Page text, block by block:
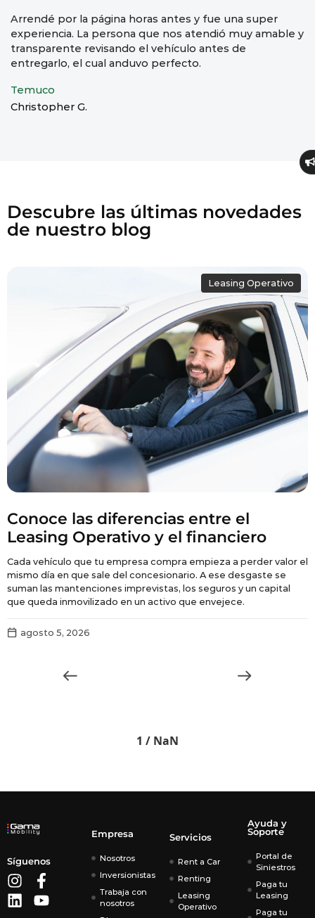
Arrendé por la página horas antes y fue una super
experiencia. La persona que nos atendió muy amable y
transparente revisando el vehículo antes de
entregarlo, el cual anduvo perfecto.
Temuco
Christopher G.
Descubre las últimas novedades
de nuestro blog
Leasing Operativo
Conoce las diferencias entre el
Leasing Operativo y el financiero
Cada vehículo que tu empresa compra empieza a perder valor el
mismo día en que sale del concesionario. A ese desgaste se
suman las mantenciones imprevistas, los seguros y un capital
que queda inmovilizado en un activo que envejece.
agosto 5, 2026
1 / NaN
Síguenos
Empresa
Nosotros
Inversionistas
Trabaja con
nosotros
Servicios
Rent a Car
Renting
Leasing
Operativo
Ayuda y
Soporte
Portal de
Siniestros
Paga tu
Leasing
Paga tu